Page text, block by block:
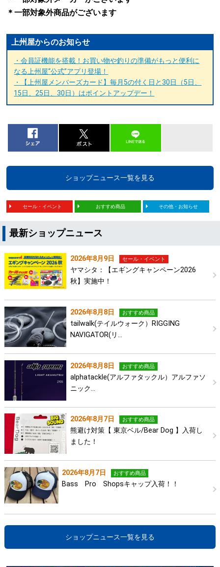
＊一部対象外商品がございます
上州屋からのお知らせ
・会員証機能を搭載！お買い物や釣りの準備がもっと便利に
なる上州屋“公式”アプリ登場！
・【上州屋メンバーズカード】毎月5の付く日と30日（5日、
15日、25日、30日）はポイントアップデー！
ショップニュース一覧を見る
セール・イベント おすすめ商品 その他・お知らせ
最新ショップニュース
2026年8月9日 セール・イベント
ヤマシタ：【エギングキャンペーン2026
秋】実施中！
2026年8月8日 おすすめ商品
tailwalk(テイルウォーク）RIGGING
NAVIGATOR(リ…
2026年8月8日 おすすめ商品
alphatackle(アルファタックル）アルファソ
ニック…
2026年8月7日 おすすめ商品
熊避け対策【 東京ベル/Bear Dog 】入荷し
ました！
2026年8月7日 おすすめ商品
Bass Pro Shopsキャップ入荷！！
ショップニュース一覧を見る